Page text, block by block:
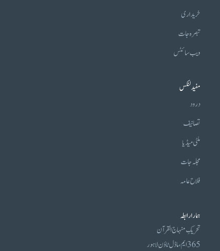
خریداری
تبصرہ جات
ویب سائٹس
مفید لنکس
درود
تصانیف
ملٹی میڈیا
مجلہ جات
فلاح عامہ
ہمارا رابطہ
تحریکِ منہاج القرآن
365 ایم، ماڈل ٹاؤن لاہور